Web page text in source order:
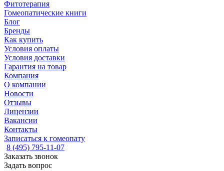
Фитотерапия
Гомеопатические книги
Блог
Бренды
Как купить
Условия оплаты
Условия доставки
Гарантия на товар
Компания
О компании
Новости
Отзывы
Лицензии
Вакансии
Контакты
Записаться к гомеопату
8 (495) 795-11-07
Заказать звонок
Задать вопрос